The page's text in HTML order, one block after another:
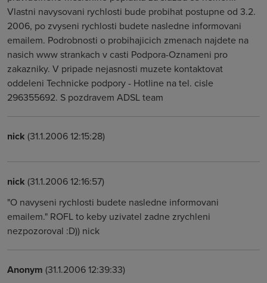
Vlastni navysovani rychlosti bude probihat postupne od 3.2.
2006, po zvyseni rychlosti budete nasledne informovani
emailem. Podrobnosti o probihajicich zmenach najdete na
nasich www strankach v casti Podpora-Oznameni pro
zakazniky. V pripade nejasnosti muzete kontaktovat
oddeleni Technicke podpory - Hotline na tel. cisle
296355692. S pozdravem ADSL team
nick (31.1.2006 12:15:28)
nick (31.1.2006 12:16:57)
"O navyseni rychlosti budete nasledne informovani
emailem." ROFL to keby uzivatel zadne zrychleni
nezpozoroval :D)) nick
Anonym (31.1.2006 12:39:33)